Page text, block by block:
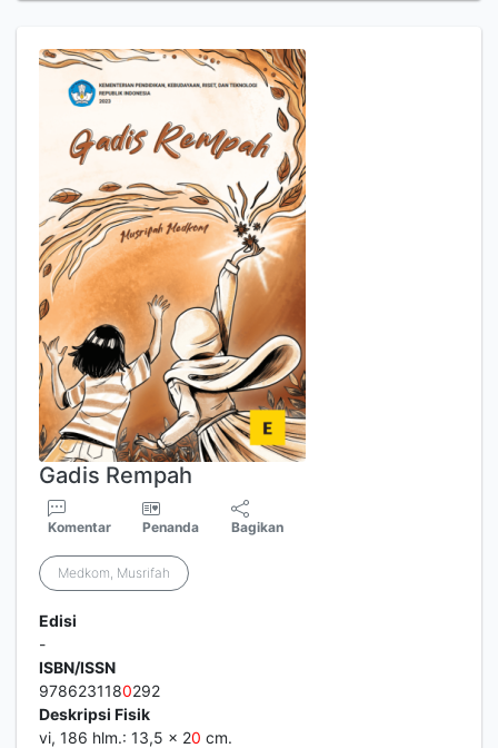
Gadis Rempah
Komentar Penanda Bagikan
Medkom, Musrifah
Edisi
-
ISBN/ISSN
9786231180292
Deskripsi Fisik
vi, 186 hlm.: 13,5 x 20 cm.